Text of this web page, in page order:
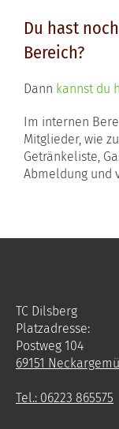
Du hast
Bereich?
Dann kannst du
Im internen
Mitglieder, wie
Getränkeliste,
Abmeldung und
TC Dilsberg
Platzadresse:
Postweg 104
69151
Tel.: 06223 865575